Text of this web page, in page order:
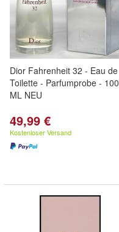
Dior Fahrenheit 32 - Eau de
Toilette - Parfumprobe - 100
ML NEU
49,99 €
Kostenloser Versand